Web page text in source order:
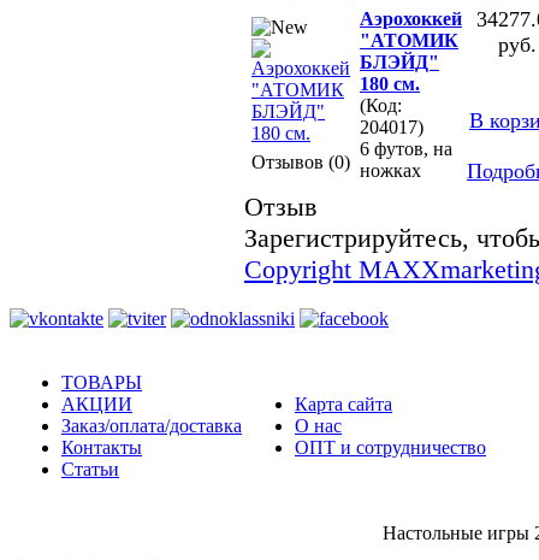
Отзывов (0)
Аэрохоккей
"АТОМИК
БЛЭЙД"
180 см.
(Код:
204017)
6 футов, на
ножках
руб.
В
Отзыв
Зарегистрируйтесь,
Copyright
ТОВАРЫ
АКЦИИ
Заказ/оплата/доставка
Контакты
Статьи
Карта сайта
О нас
ОПТ и сотрудничество